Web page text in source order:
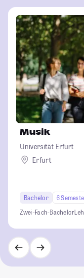
Musik
Universität Erfurt
Erfurt
Bachelor 6
Zwei-Fach-Bachelor